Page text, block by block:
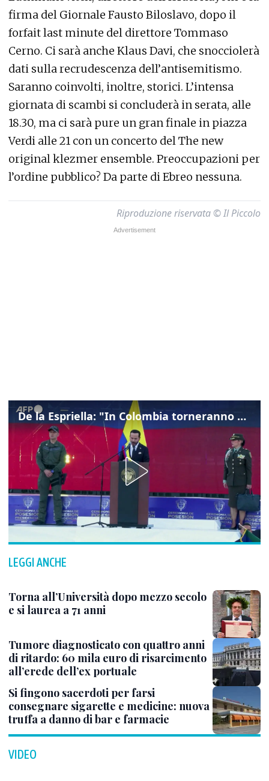
firma del Giornale Fausto Biloslavo, dopo il
forfait last minute del direttore Tommaso
Cerno. Ci sarà anche Klaus Davi, che snocciolerà
dati sulla recrudescenza dell’antisemitismo.
Saranno coinvolti, inoltre, storici. L’intensa
giornata di scambi si concluderà in serata, alle
18.30, ma ci sarà pure un gran finale in piazza
Verdi alle 21 con un concerto del The new
original klezmer ensemble. Preoccupazioni per
l’ordine pubblico? Da parte di Ebreo nessuna.
Riproduzione riservata © Il Piccolo
De la Espriella: "In Colombia torneranno ordine, autorità e libertà"
LEGGI ANCHE
Torna all’Università dopo mezzo secolo
e si laurea a 71 anni
Tumore diagnosticato con quattro anni
di ritardo: 60 mila euro di risarcimento
all’erede dell’ex portuale
Si fingono sacerdoti per farsi
consegnare sigarette e medicine: nuova
truffa a danno di bar e farmacie
VIDEO